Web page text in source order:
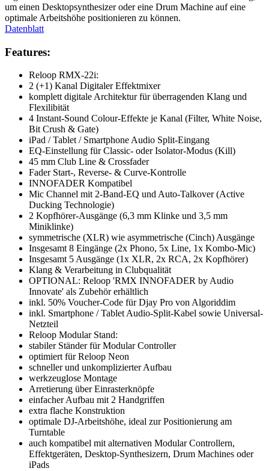
um einen Desktopsynthesizer oder eine Drum Machine auf eine
optimale Arbeitshöhe positionieren zu können.
Datenblatt
Features:
Reloop RMX-22i:
2 (+1) Kanal Digitaler Effektmixer
komplett digitale Architektur für überragenden Klang und
Flexilibität
4 Instant-Sound Colour-Effekte je Kanal (Filter, White Noise,
Bit Crush & Gate)
iPad / Tablet / Smartphone Audio Split-Eingang
EQ-Einstellung für Classic- oder Isolator-Modus (Kill)
45 mm Club Line & Crossfader
Fader Start-, Reverse- & Curve-Kontrolle
INNOFADER Kompatibel
Mic Channel mit 2-Band-EQ und Auto-Talkover (Active
Ducking Technologie)
2 Kopfhörer-Ausgänge (6,3 mm Klinke und 3,5 mm
Miniklinke)
symmetrische (XLR) wie asymmetrische (Cinch) Ausgänge
Insgesamt 8 Eingänge (2x Phono, 5x Line, 1x Kombo-Mic)
Insgesamt 5 Ausgänge (1x XLR, 2x RCA, 2x Kopfhörer)
Klang & Verarbeitung in Clubqualität
OPTIONAL: Reloop 'RMX INNOFADER by Audio
Innovate' als Zubehör erhältlich
inkl. 50% Voucher-Code für Djay Pro von Algoriddim
inkl. Smartphone / Tablet Audio-Split-Kabel sowie Universal-
Netzteil
Reloop Modular Stand:
stabiler Ständer für Modular Controller
optimiert für Reloop Neon
schneller und unkomplizierter Aufbau
werkzeuglose Montage
Arretierung über Einrasterknöpfe
einfacher Aufbau mit 2 Handgriffen
extra flache Konstruktion
optimale DJ-Arbeitshöhe, ideal zur Positionierung am
Turntable
auch kompatibel mit alternativen Modular Controllern,
Effektgeräten, Desktop-Synthesizern, Drum Machines oder
iPads